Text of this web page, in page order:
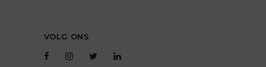
VOLG ONS